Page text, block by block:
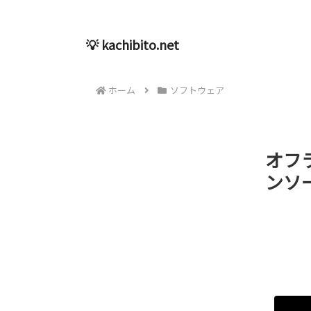
💡 kachibito.net
ホーム ソフトウェア
オフ
ンソ